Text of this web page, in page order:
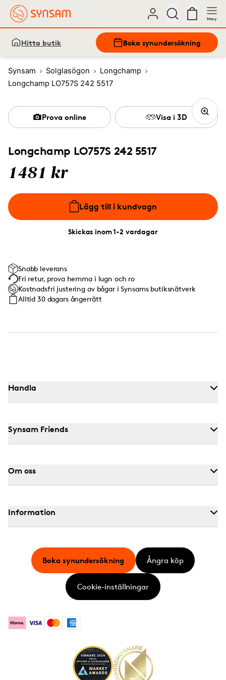
Meny
Hitta butik Boka synundersökning
Synsam Solglasögon
Longchamp
Longchamp LO757S 242 5517
Longchamp LO757S 242 5517
1481 kr
Lägg till i kundvagn
Skickas inom 1-2 vardagar
Prova online Visa i 3D
Snabb leverans
Fri retur, prova hemma i lugn och ro
Kostnadsfri justering av bågar i Synsams butiksnätverk
Alltid 30 dagars ångerrätt
Handla
Synsam Friends
Om oss
Information
KlarnaVisa MastercardAmerican Express
Boka synundersökning Ångra köp
Cookie-inställningar